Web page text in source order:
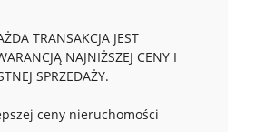
TRANSAKCJA JEST
NAJNIŻSZEJ CENY I
SPRZEDAŻY.
ceny nieruchomości